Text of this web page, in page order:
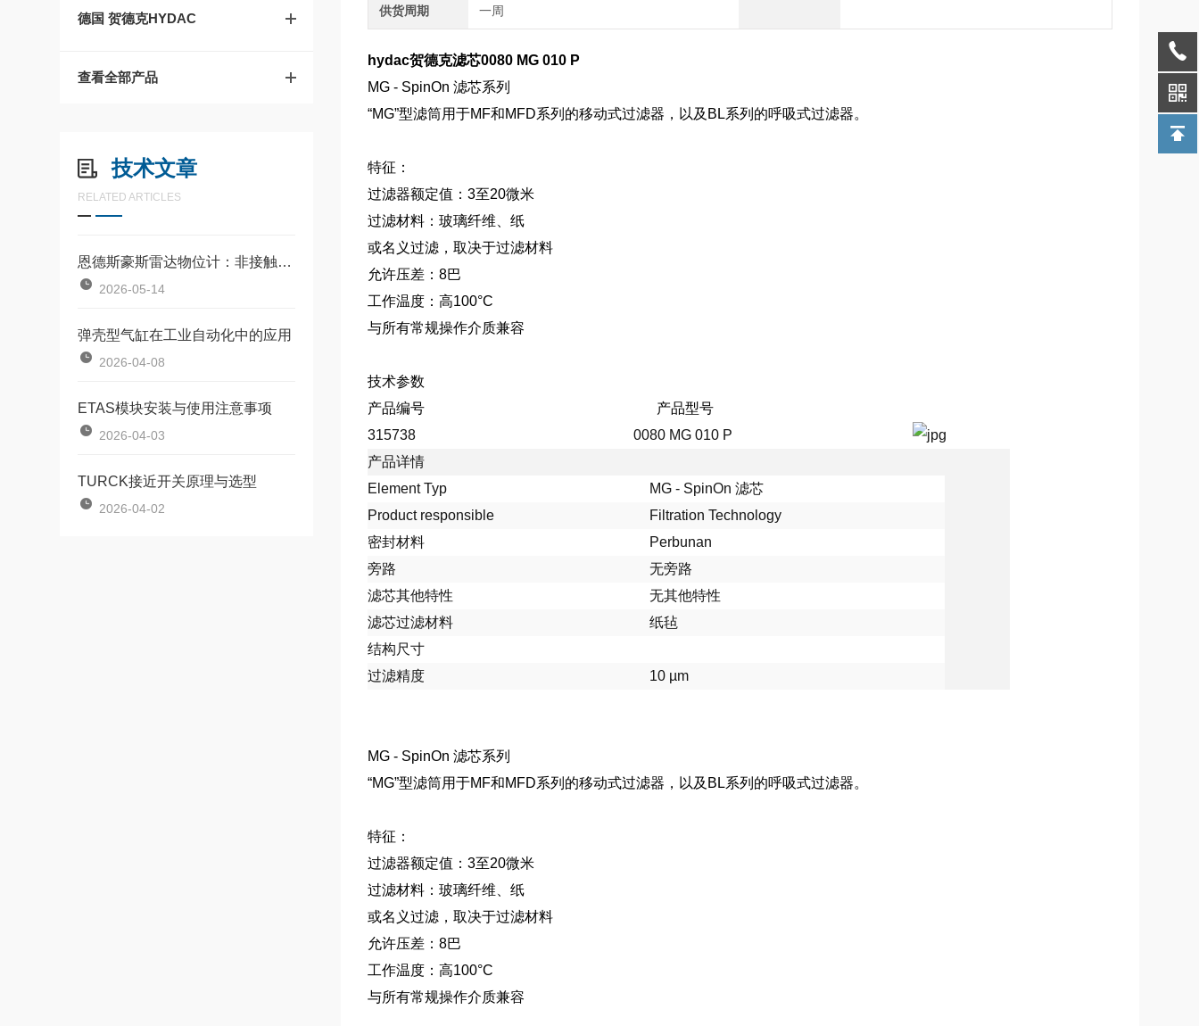
德国 贺德克HYDAC
查看全部产品
技术文章
RELATED ARTICLES
恩德斯豪斯雷达物位计：非接触式物位测量的核心设备
2026-05-14
弹壳型气缸在工业自动化中的应用
2026-04-08
ETAS模块安装与使用注意事项
2026-04-03
TURCK接近开关原理与选型
2026-04-02
供货周期 一周
hydac贺德克滤芯0080 MG 010 P
MG - SpinOn 滤芯系列
“MG”型滤筒用于MF和MFD系列的移动式过滤器，以及BL系列的呼吸式过滤器。
特征：
过滤器额定值：3至20微米
过滤材料：玻璃纤维、纸
或名义过滤，取决于过滤材料
允许压差：8巴
工作温度：高100°C
与所有常规操作介质兼容
技术参数
产品编号 产品型号
315738
0080 MG 010 P
产品详情
Element Typ
MG - SpinOn 滤芯
Product responsible
Filtration Technology
密封材料
Perbunan
旁路
无旁路
滤芯其他特性
无其他特性
滤芯过滤材料
纸毡
结构尺寸
过滤精度
10 µm
MG - SpinOn 滤芯系列
“MG”型滤筒用于MF和MFD系列的移动式过滤器，以及BL系列的呼吸式过滤器。
特征：
过滤器额定值：3至20微米
过滤材料：玻璃纤维、纸
或名义过滤，取决于过滤材料
允许压差：8巴
工作温度：高100°C
与所有常规操作介质兼容